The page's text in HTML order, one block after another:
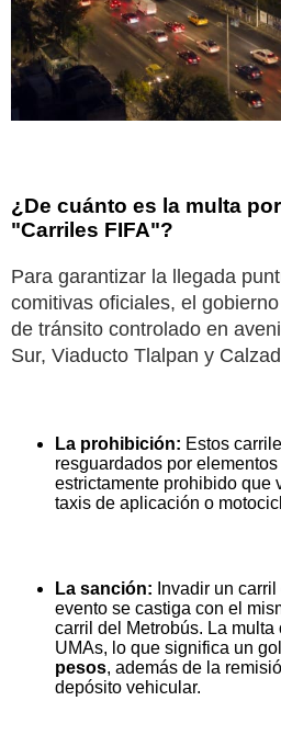
¿De cuánto es la multa
"Carriles FIFA"?
Para garantizar la llegada
comitivas oficiales, el
de tránsito controlado en
Sur, Viaducto Tlalpan y
La prohibición: Estos
resguardados por
estrictamente prohibido que
taxis de aplicación o
La sanción: Invadir un
evento se castiga con el
carril del Metrobús. La
UMAs, lo que significa un
pesos, además de la
depósito vehicular.